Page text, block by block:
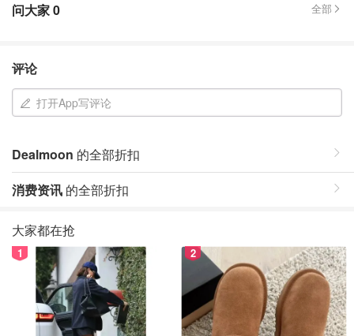
问大家0 全部
评论
打开App写评论
Dealmoon 的全部折扣
消费资讯 的全部折扣
大家都在抢
1 2